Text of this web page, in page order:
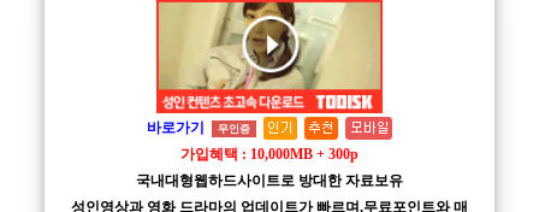
바로가기 무인증
가입혜택 : 10,000MB + 300p
국내대형웹하드사이트로 방대한 자료보유
성인영상과 영화 드라마의 업데이트가 빠르며,무료포인트와 매